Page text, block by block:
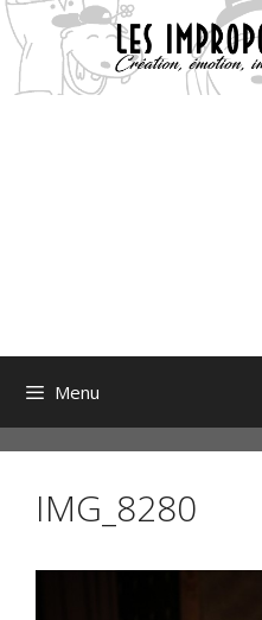
Aller
au
contenu
Menu
IMG_8280